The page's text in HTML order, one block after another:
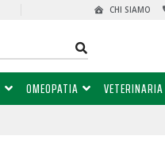
CHI SIAMO
OMEOPATIA VETERINARIA